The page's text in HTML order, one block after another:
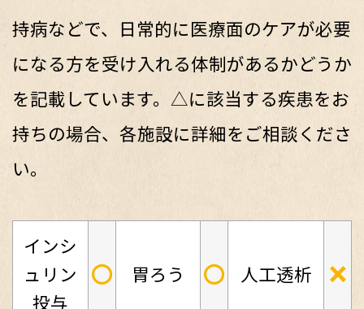
持病などで、日常的に医療面のケアが必要
になる方を受け入れる体制があるかどうか
を記載しています。△に該当する疾患をお
持ちの場合、各施設に詳細をご相談くださ
い。
インシ
ュリン
投与
○ 胃ろう ○ 人工透析 ×